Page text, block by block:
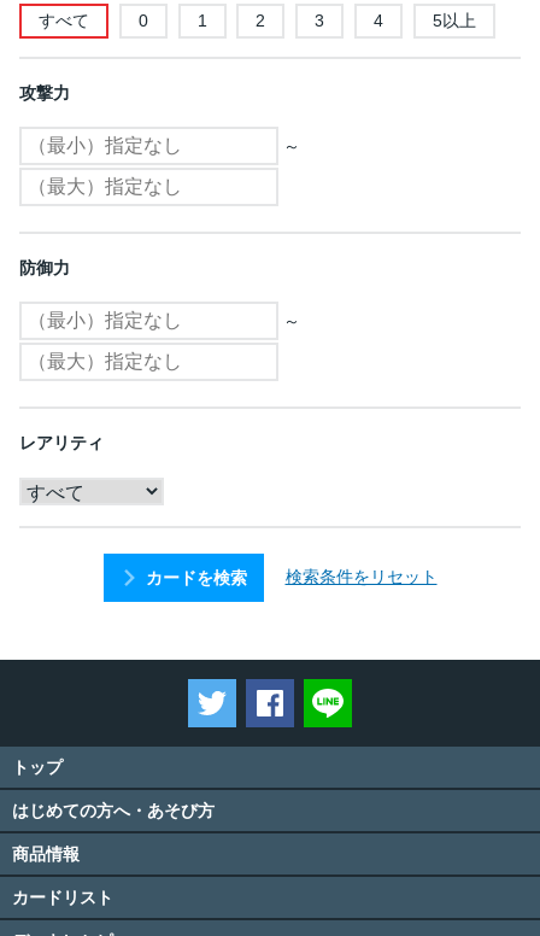
すべて 0 1 2 3 4 5以上
攻撃力
～
防御力
～
レアリティ
カードを検索 検索条件をリセット
ツイートするFacebookでシェアする
トップ
はじめての方へ・あそび方
商品情報
カードリスト